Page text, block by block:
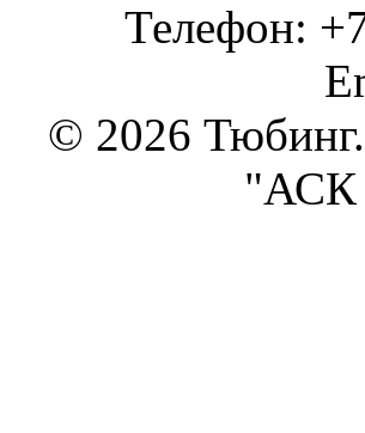
Телефон:
© 2026
"АСК